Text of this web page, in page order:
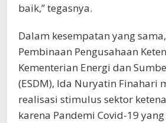
baik,” tegasnya.
Dalam kesempatan yang
Pembinaan Pengusahaan
Kementerian Energi dan
(ESDM), Ida Nuryatin Finahari
realisasi stimulus sektor
karena Pandemi Covid-19